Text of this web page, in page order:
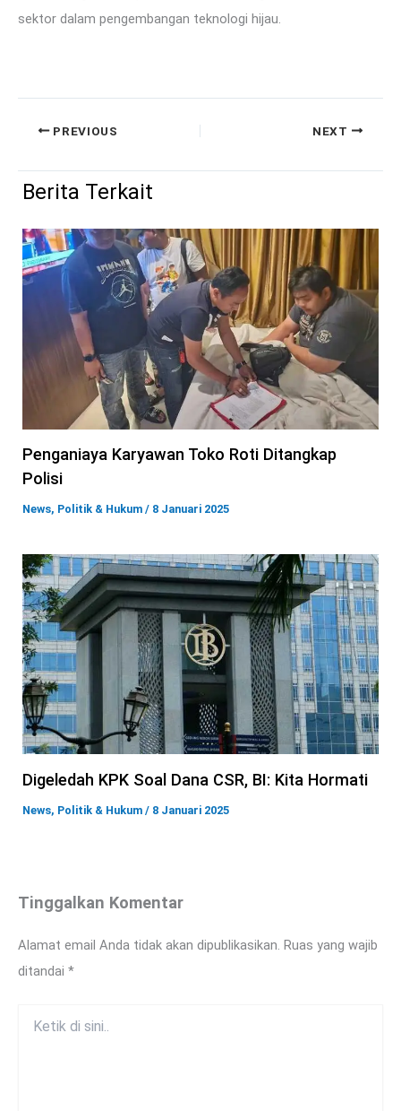
sektor dalam pengembangan teknologi hijau.
PREVIOUS NEXT
Berita Terkait
Penganiaya Karyawan Toko Roti Ditangkap
Polisi
News, Politik & Hukum / 8 Januari 2025
Digeledah KPK Soal Dana CSR, BI: Kita Hormati
News, Politik & Hukum / 8 Januari 2025
Tinggalkan Komentar
Alamat email Anda tidak akan dipublikasikan. Ruas yang wajib
ditandai *